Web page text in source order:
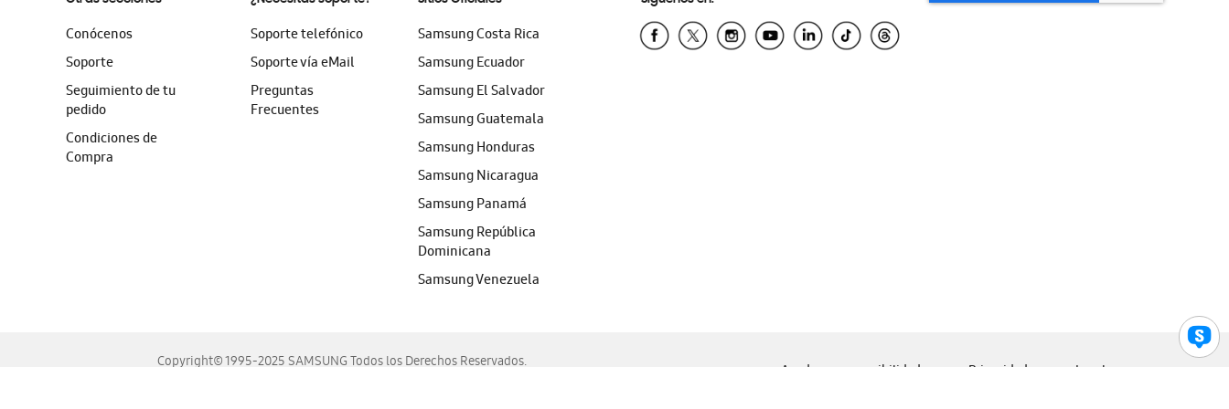
Conócenos
Soporte
Seguimiento de tu
pedido
Condiciones de
Compra
Soporte telefónico
Soporte vía eMail
Preguntas
Frecuentes
Samsung Costa Rica
Samsung Ecuador
Samsung El Salvador
Samsung Guatemala
Samsung Honduras
Samsung Nicaragua
Samsung Panamá
Samsung República
Dominicana
Samsung Venezuela
Copyright© 1995-2025 SAMSUNG Todos los Derechos Reservados.
Ayuda para accesibilidad Privacidad Legal